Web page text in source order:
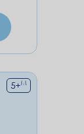
5+М